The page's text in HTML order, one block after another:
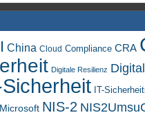
China Cloud Compliance CRA
Digitale Resilienz
Sicherheit IT-
Microsoft NIS-2